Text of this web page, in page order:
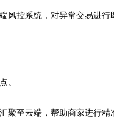
风控系统，对异常交易进
。
至云端，帮助商家进行